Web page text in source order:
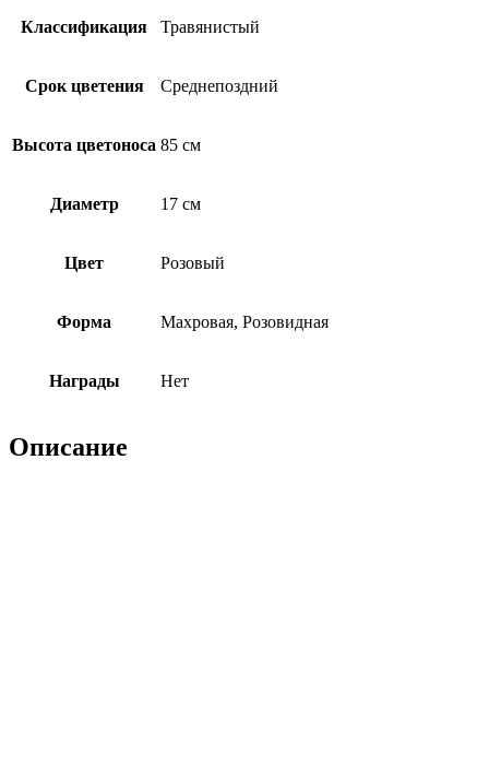
Классификация Травянистый
Срок цветения Среднепоздний
Высота цветоноса 85 см
Диаметр 17 см
Цвет Розовый
Форма Махровая, Розовидная
Награды Нет
Описание